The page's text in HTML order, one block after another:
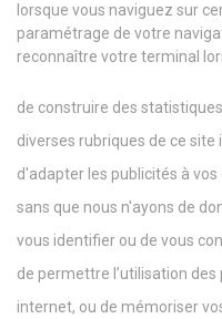
lorsque vous naviguez sur
paramétrage de votre
reconnaître votre terminal
de construire des
diverses rubriques de ce
d'adapter les publicités à
sans que nous n'ayons de
vous identifier ou de vous
de permettre l’utilisation
internet, ou de mémoriser